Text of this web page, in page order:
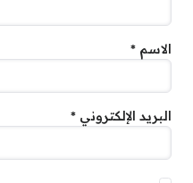
الاسم *
البريد الإلكتروني *